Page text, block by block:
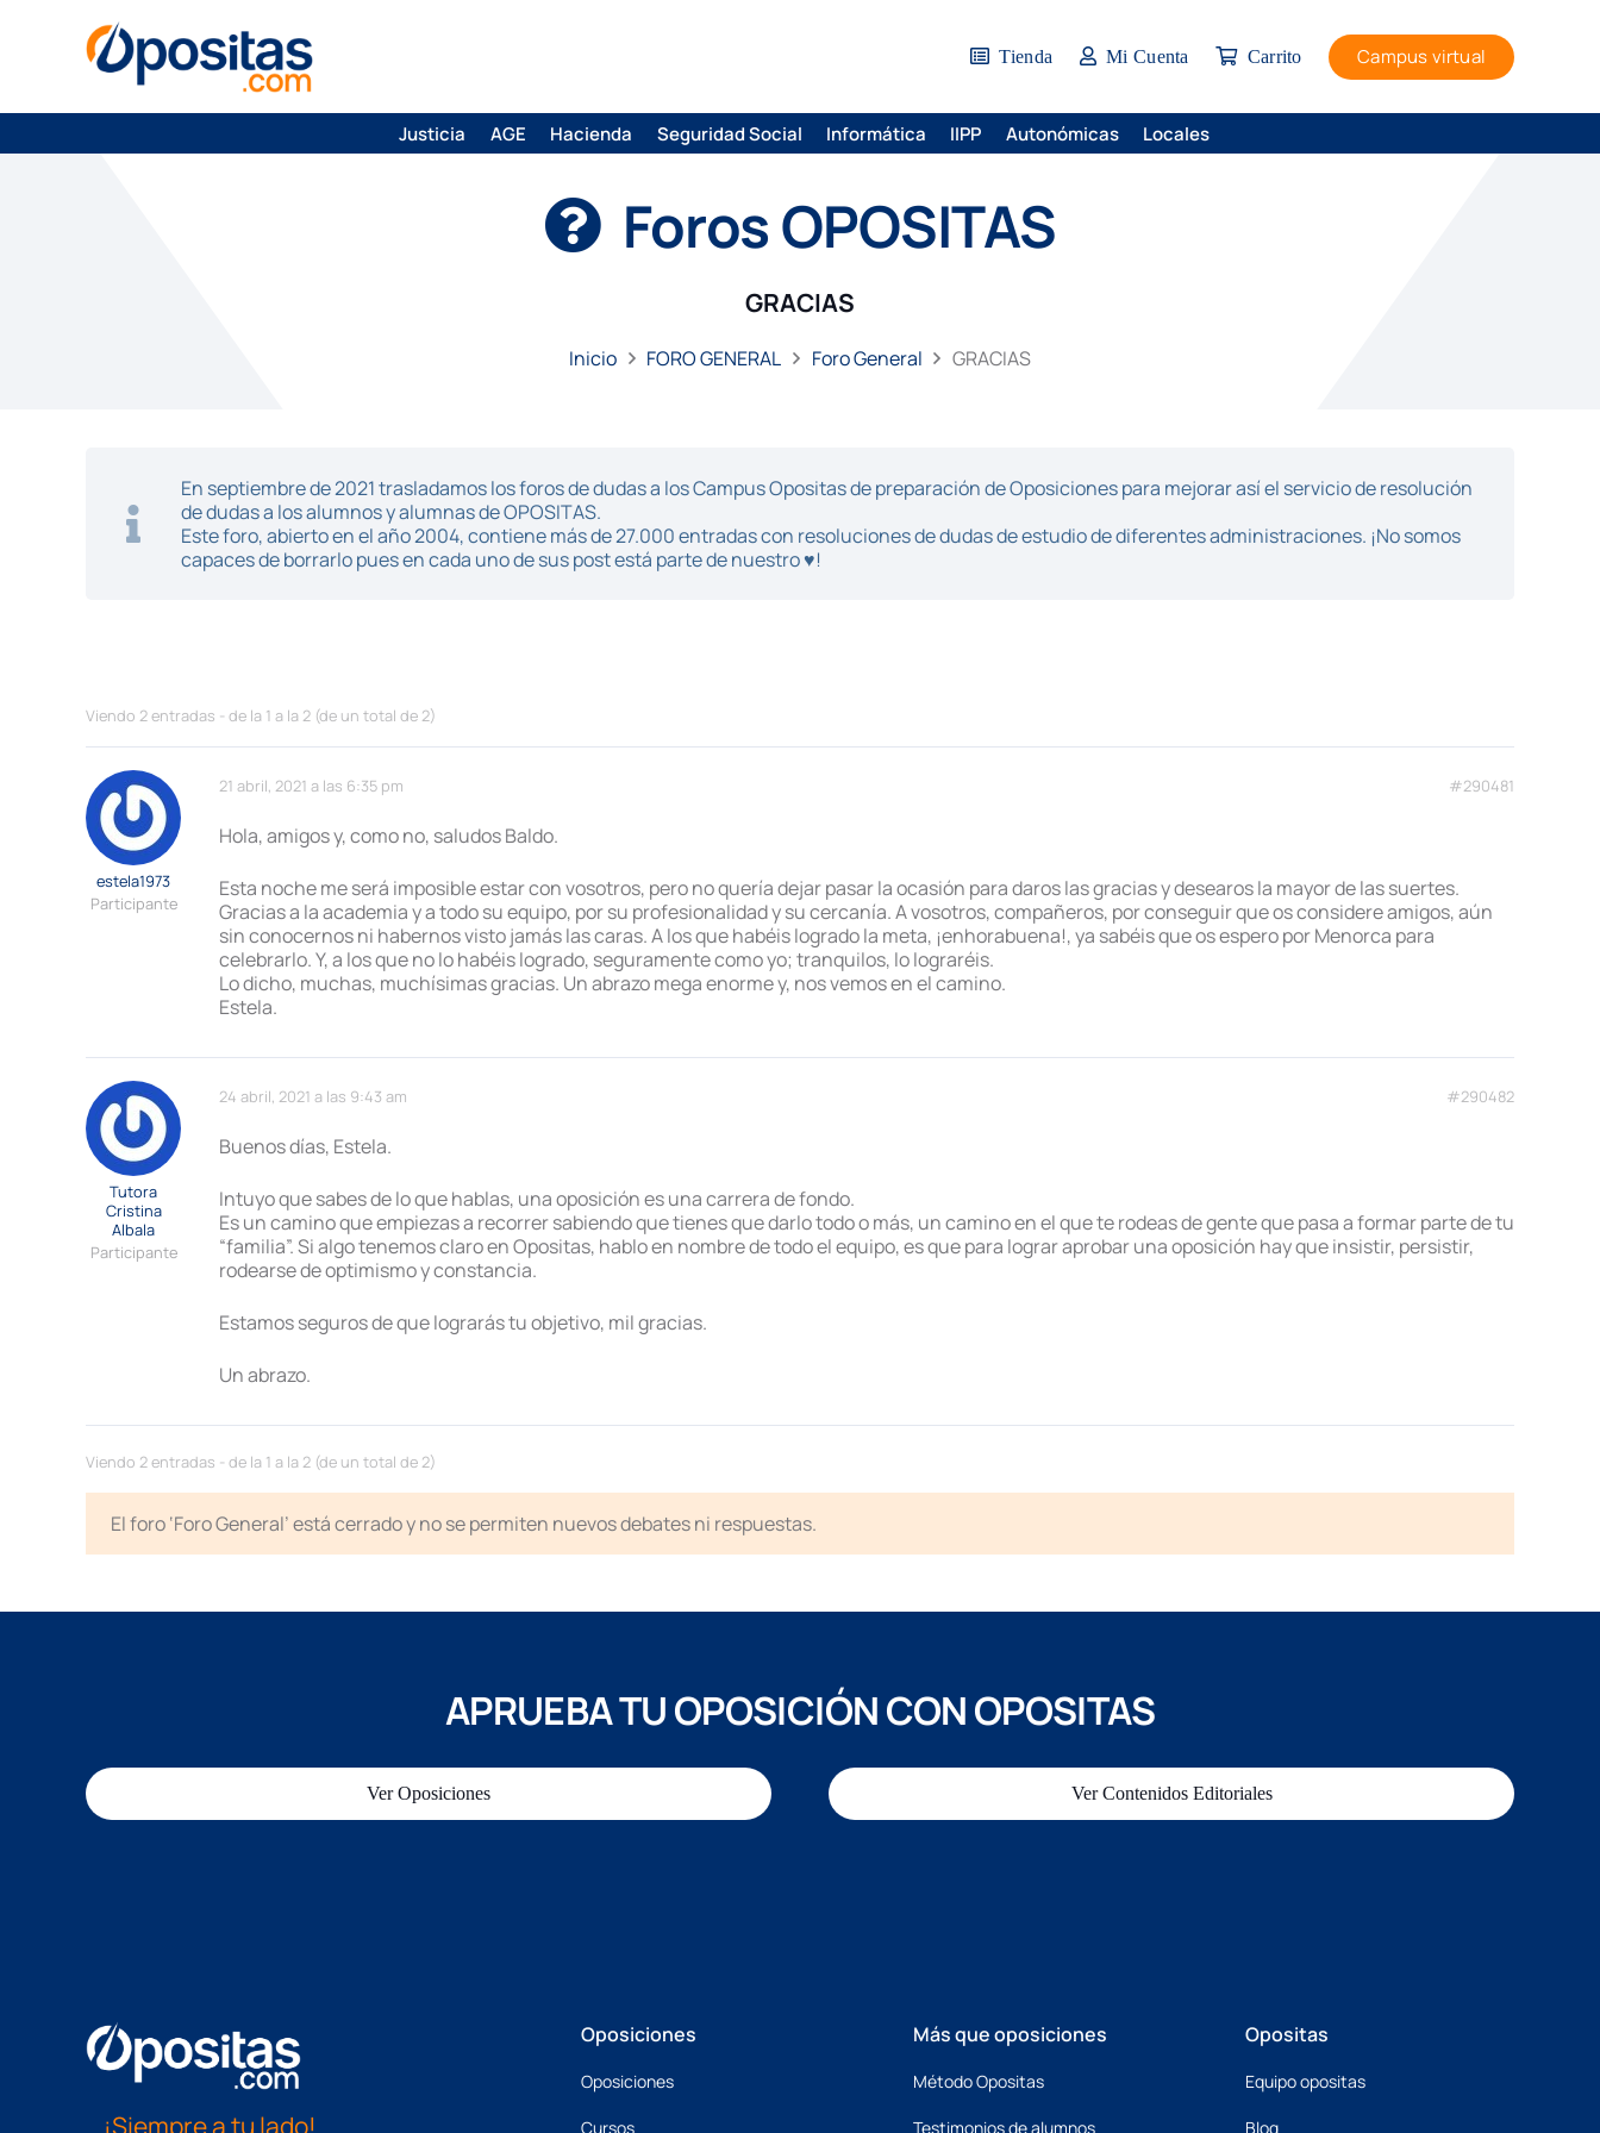
Tienda Mi Cuenta Carrito Campus virtual
Justicia AGE Hacienda Seguridad Social Informática IIPP Autonómicas Locales
Foros OPOSITAS
GRACIAS
Inicio FORO GENERAL Foro General GRACIAS
En septiembre de 2021 trasladamos los foros de dudas a los Campus Opositas de preparación de Oposiciones para mejorar así el servicio de resolución
de dudas a los alumnos y alumnas de OPOSITAS.
Este foro, abierto en el año 2004, contiene más de 27.000 entradas con resoluciones de dudas de estudio de diferentes administraciones. ¡No somos
capaces de borrarlo pues en cada uno de sus post está parte de nuestro ♥!
Viendo 2 entradas - de la 1 a la 2 (de un total de 2)
21 abril, 2021 a las 6:35 pm #290481
estela1973
Participante
Hola, amigos y, como no, saludos Baldo.
Esta noche me será imposible estar con vosotros, pero no quería dejar pasar la ocasión para daros las gracias y desearos la mayor de las suertes.
Gracias a la academia y a todo su equipo, por su profesionalidad y su cercanía. A vosotros, compañeros, por conseguir que os considere amigos, aún
sin conocernos ni habernos visto jamás las caras. A los que habéis logrado la meta, ¡enhorabuena!, ya sabéis que os espero por Menorca para
celebrarlo. Y, a los que no lo habéis logrado, seguramente como yo; tranquilos, lo lograréis.
Lo dicho, muchas, muchísimas gracias. Un abrazo mega enorme y, nos vemos en el camino.
Estela.
24 abril, 2021 a las 9:43 am #290482
Tutora
Cristina
Albala
Participante
Buenos días, Estela.
Intuyo que sabes de lo que hablas, una oposición es una carrera de fondo.
Es un camino que empiezas a recorrer sabiendo que tienes que darlo todo o más, un camino en el que te rodeas de gente que pasa a formar parte de tu
“familia”. Si algo tenemos claro en Opositas, hablo en nombre de todo el equipo, es que para lograr aprobar una oposición hay que insistir, persistir,
rodearse de optimismo y constancia.
Estamos seguros de que lograrás tu objetivo, mil gracias.
Un abrazo.
Viendo 2 entradas - de la 1 a la 2 (de un total de 2)
El foro ‘Foro General’ está cerrado y no se permiten nuevos debates ni respuestas.
APRUEBA TU OPOSICIÓN CON OPOSITAS
Ver Oposiciones Ver Contenidos Editoriales
¡Siempre a tu lado!
Oposiciones
Oposiciones
Cursos
Más que oposiciones
Método Opositas
Testimonios de alumnos
Opositas
Equipo opositas
Blog